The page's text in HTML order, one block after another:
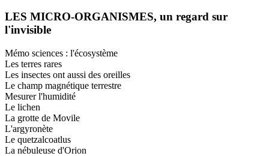
LES MICRO-ORGANISMES, un regard sur
l'invisible
Mémo sciences : l'écosystème
Les terres rares
Les insectes ont aussi des oreilles
Le champ magnétique terrestre
Mesurer l'humidité
Le lichen
La grotte de Movile
L'argyronète
Le quetzalcoatlus
La nébuleuse d'Orion